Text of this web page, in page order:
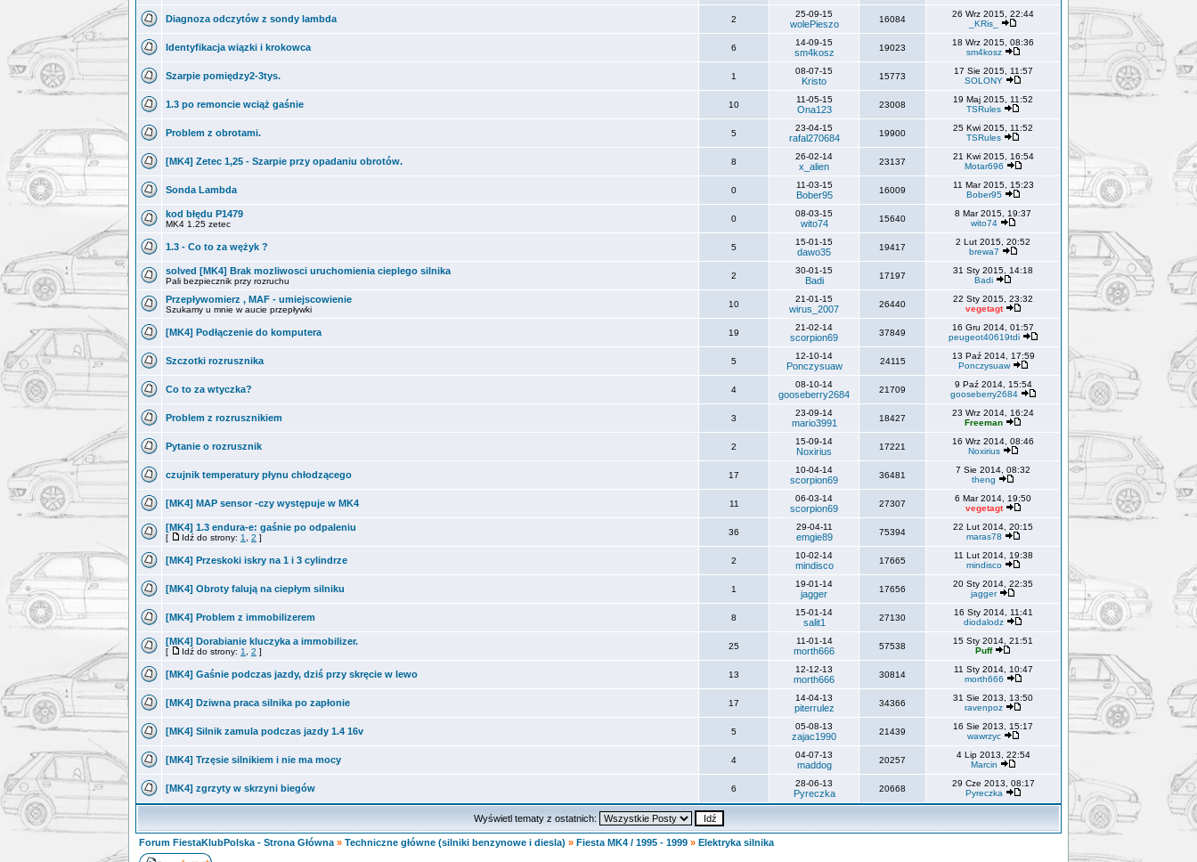
Diagnoza odczytów z sondy lambda 2
25-09-15
wolePieszo 16084
26 Wrz 2015, 22:44
_KRis_
Identyfikacja wiązki i krokowca 6
14-09-15
sm4kosz 19023
18 Wrz 2015, 08:36
sm4kosz
Szarpie pomiędzy2-3tys. 1
08-07-15
Kristo 15773
17 Sie 2015, 11:57
SOLONY
1.3 po remoncie wciąż gaśnie 10
11-05-15
Ona123 23008
19 Maj 2015, 11:52
TSRules
Problem z obrotami. 5
23-04-15
rafal270684 19900
25 Kwi 2015, 11:52
TSRules
[MK4] Zetec 1,25 - Szarpie przy opadaniu obrotów. 8
26-02-14
x_alien 23137
21 Kwi 2015, 16:54
Motar696
Sonda Lambda 0
11-03-15
Bober95 16009
11 Mar 2015, 15:23
Bober95
kod błędu P1479
MK4 1.25 zetec
0
08-03-15
wito74 15640
8 Mar 2015, 19:37
wito74
1.3 - Co to za wężyk ? 5
15-01-15
dawo35 19417
2 Lut 2015, 20:52
brewa7
solved [MK4] Brak mozliwosci uruchomienia cieplego silnika
Pali bezpiecznik przy rozruchu
2
30-01-15
Badi 17197
31 Sty 2015, 14:18
Badi
Przepływomierz , MAF - umiejscowienie
Szukamy u mnie w aucie przepływki
10
21-01-15
wirus_2007 26440
22 Sty 2015, 23:32
vegetagt
[MK4] Podłączenie do komputera 19
21-02-14
scorpion69 37849
16 Gru 2014, 01:57
peugeot40619tdi
Szczotki rozrusznika 5
12-10-14
Ponczysuaw 24115
13 Paź 2014, 17:59
Ponczysuaw
Co to za wtyczka? 4
08-10-14
gooseberry2684 21709
9 Paź 2014, 15:54
gooseberry2684
Problem z rozrusznikiem 3
23-09-14
mario3991 18427
23 Wrz 2014, 16:24
Freeman
Pytanie o rozrusznik 2
15-09-14
Noxirius 17221
16 Wrz 2014, 08:46
Noxirius
czujnik temperatury płynu chłodzącego 17
10-04-14
scorpion69 36481
7 Sie 2014, 08:32
theng
[MK4] MAP sensor -czy występuje w MK4 11
06-03-14
scorpion69 27307
6 Mar 2014, 19:50
vegetagt
[MK4] 1.3 endura-e: gaśnie po odpaleniu
[ Idź do strony: 1 2 ]
36
29-04-11
emgie89 75394
22 Lut 2014, 20:15
maras78
[MK4] Przeskoki iskry na 1 i 3 cylindrze 2
10-02-14
mindisco 17665
11 Lut 2014, 19:38
mindisco
[MK4] Obroty falują na ciepłym silniku 1
19-01-14
jagger 17656
20 Sty 2014, 22:35
jagger
[MK4] Problem z immobilizerem 8
15-01-14
salit1 27130
16 Sty 2014, 11:41
diodalodz
[MK4] Dorabianie kluczyka a immobilizer.
[ Idź do strony: 1 2 ]
25
11-01-14
morth666 57538
15 Sty 2014, 21:51
Puff
[MK4] Gaśnie podczas jazdy, dziś przy skręcie w lewo 13
12-12-13
morth666 30814
11 Sty 2014, 10:47
morth666
[MK4] Dziwna praca silnika po zapłonie 17
14-04-13
piterrulez 34366
31 Sie 2013, 13:50
ravenpoz
[MK4] Silnik zamula podczas jazdy 1.4 16v 5
05-08-13
zajac1990 21439
16 Sie 2013, 15:17
wawrzyc
[MK4] Trzęsie silnikiem i nie ma mocy 4
04-07-13
maddog 20257
4 Lip 2013, 22:54
Marcin
[MK4] zgrzyty w skrzyni biegów 6
28-06-13
Pyreczka 20668
29 Cze 2013, 08:17
Pyreczka
Wyświetl tematy z ostatnich:
Forum FiestaKlubPolska - Strona Główna » Techniczne główne (silniki benzynowe i diesla) » Fiesta MK4 / 1995 - 1999 » Elektryka silnika